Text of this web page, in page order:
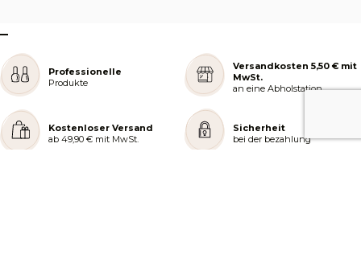
–
Professionelle
Produkte
Versandkosten 5,50 € mit
MwSt.
an eine Abholstation
Kostenloser Versand
ab 49,90 € mit MwSt.
Sicherheit
bei der bezahlung